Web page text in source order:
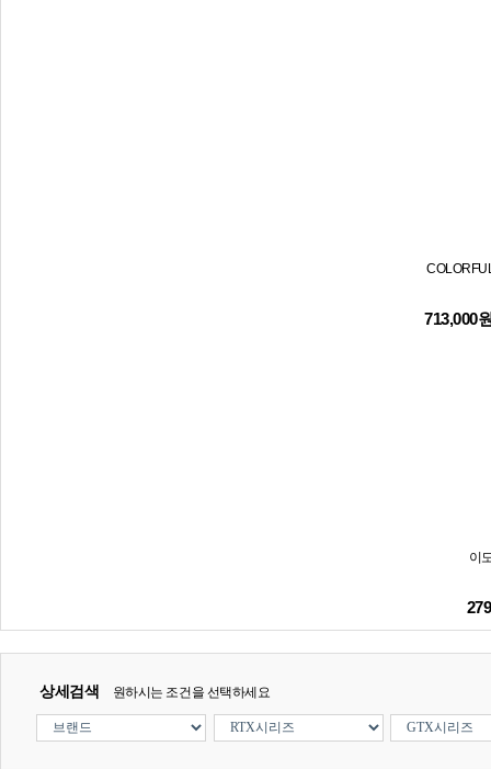
713,000
이
상세검색 원하시는 조건을 선택하세요